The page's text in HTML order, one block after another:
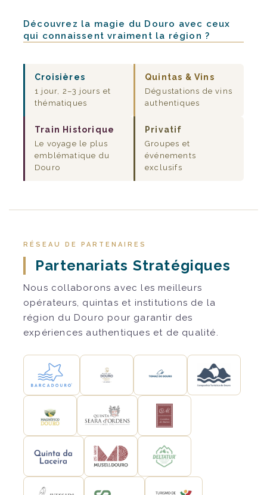
Découvrez la magie du Douro avec ceux
qui connaissent vraiment la région ?
Croisières
1 jour, 2–3 jours et
thématiques
Quintas & Vins
Dégustations de vins
authentiques
Train Historique
Le voyage le plus
emblématique du
Douro
Privatif
Groupes et
événements
exclusifs
RÉSEAU DE PARTENAIRES
Partenariats Stratégiques
Nous collaborons avec les meilleurs
opérateurs, quintas et institutions de la
région du Douro pour garantir des
expériences authentiques et de qualité.